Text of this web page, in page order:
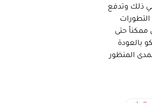
ذلك وتدفع
ممكناً حتى
بالعودة
المنظور